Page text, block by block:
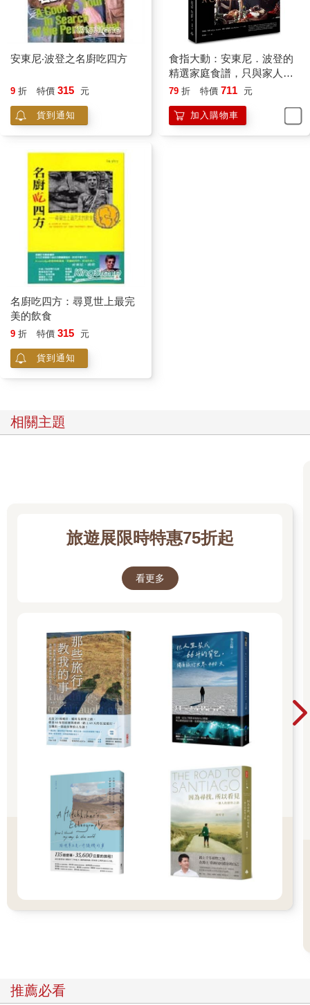
安東尼‧波登之名廚吃四方
9 折 特價 315 元
貨到通知
食指大動：安東尼．波登的
精選家庭食譜，只與家人朋
友分享的美味與回憶
79 折 特價 711 元
加入購物車
名廚吃四方：尋覓世上最完
美的飲食
9 折 特價 315 元
貨到通知
相關主題
旅遊展限時特惠75折起
看更多
推薦必看